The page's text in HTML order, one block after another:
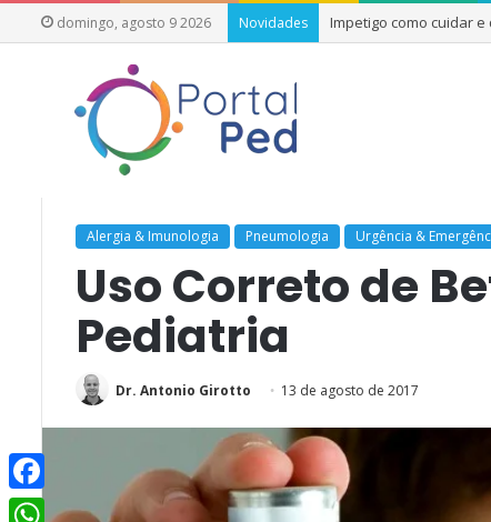
domingo, agosto 9 2026 Novidades Impetigo como cuidar
Alergia & Imunologia Pneumologia Urgência &
Uso Correto de
Pediatria
Dr. Antonio Girotto 13 de agosto de 2017
Facebook